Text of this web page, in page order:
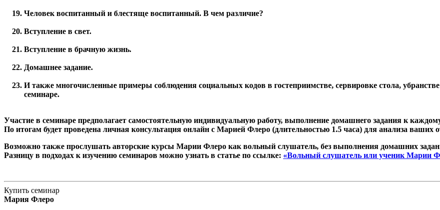
Человек воспитанный и блестяще воспитанный. В чем различие?
Вступление в свет.
Вступление в брачную жизнь.
Домашнее задание.
И также многочисленные примеры соблюдения социальных кодов в гостеприимстве, сервировке стола,
семинаре.
Участие в семинаре предполагает самостоятельную индивидуальную работу, выполнение домашнего задания к
По итогам будет проведена личная консультация онлайн с Марией Флеро (длительностью 1.5 часа) для анализа ваших
Возможно также прослушать авторские курсы Марии Флеро как вольный слушатель, без выполнения домашних
Разницу в подходах к изучению семинаров можно узнать в статье по ссылке: «Вольный слушатель или ученик Марии
Купить семинар
Мария Флеро